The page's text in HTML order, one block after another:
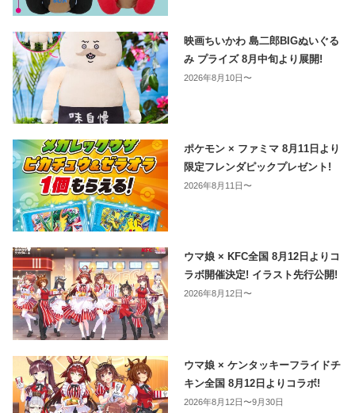
映画ちいかわ 島二郎BIGぬいぐる
み プライズ 8月中旬より展開!
2026年8月10日〜
ポケモン × ファミマ 8月11日より
限定フレンダピックプレゼント!
2026年8月11日〜
ウマ娘 × KFC全国 8月12日よりコ
ラボ開催決定! イラスト先行公開!
2026年8月12日〜
ウマ娘 × ケンタッキーフライドチ
キン全国 8月12日よりコラボ!
2026年8月12日〜9月30日